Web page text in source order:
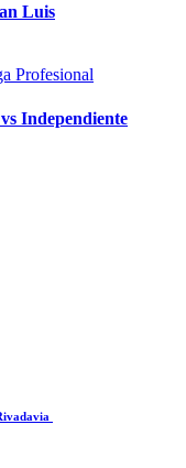
Luis
Profesional
Independiente